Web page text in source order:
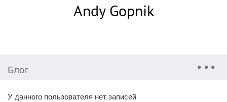
Andy Gopnik
Блог
У данного пользователя нет записей